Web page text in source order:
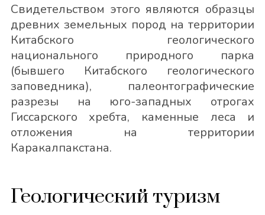
Свидетельством этого являются образцы
древних земельных пород на территории
Китабского геологического
национального природного парка
(бывшего Китабского геологического
заповедника), палеонтографические
разрезы на юго-западных отрогах
Гиссарского хребта, каменные леса и
отложения на территории
Каракалпакстана.
Геологический туризм